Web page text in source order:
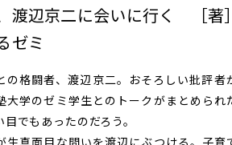
渡辺京二に会いに行く ［著
ゼミ
格闘者、渡辺京二。おそろしい批評者
大学のゼミ学生とのトークがまとめら
でもあったのだろう。